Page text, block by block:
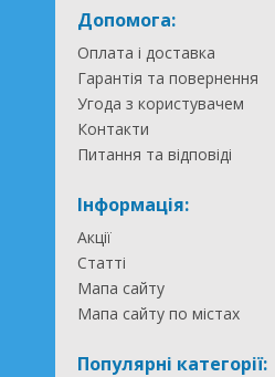
Допомога:
Оплата і доставка
Гарантія та повернення
Угода з користувачем
Контакти
Питання та відповіді
Інформація:
Акції
Статті
Мапа сайту
Мапа сайту по містах
Популярні категорії: